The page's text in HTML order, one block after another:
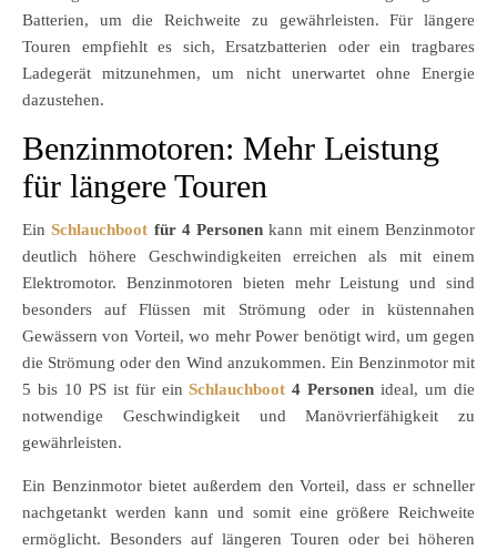
Batterien, um die Reichweite zu gewährleisten. Für längere
Touren empfiehlt es sich, Ersatzbatterien oder ein tragbares
Ladegerät mitzunehmen, um nicht unerwartet ohne Energie
dazustehen.
Benzinmotoren: Mehr Leistung
für längere Touren
EinSchlauchboot für 4 Personen kann mit einem Benzinmotor
deutlich höhere Geschwindigkeiten erreichen als mit einem
Elektromotor. Benzinmotoren bieten mehr Leistung und sind
besonders auf Flüssen mit Strömung oder in küstennahen
Gewässern von Vorteil, wo mehr Power benötigt wird, um gegen
die Strömung oder den Wind anzukommen. Ein Benzinmotor mit
5 bis 10 PS ist für einSchlauchboot 4 Personen ideal, um die
notwendige Geschwindigkeit und Manövrierfähigkeit zu
gewährleisten.
Ein Benzinmotor bietet außerdem den Vorteil, dass er schneller
nachgetankt werden kann und somit eine größere Reichweite
ermöglicht. Besonders auf längeren Touren oder bei höheren